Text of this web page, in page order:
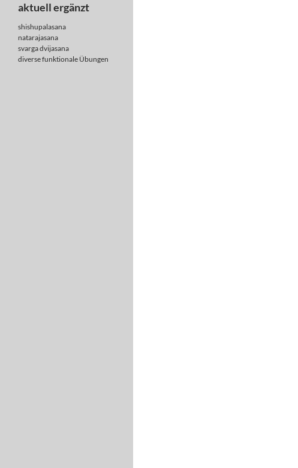
aktuell ergänzt
shishupalasana
natarajasana
svarga dvijasana
diversefunktionale Übungen